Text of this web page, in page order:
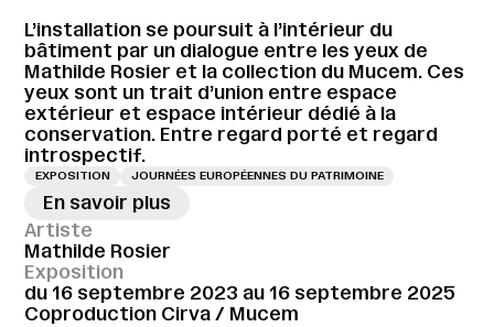
L’installation se poursuit à l’intérieur du
bâtiment par un dialogue entre les yeux de
Mathilde Rosier et la collection du Mucem. Ces
yeux sont un trait d’union entre espace
extérieur et espace intérieur dédié à la
conservation. Entre regard porté et regard
introspectif.
EXPOSITION JOURNÉES EUROPÉENNES DU PATRIMOINE
En savoir plus
Artiste
Mathilde Rosier
Exposition
du 16 septembre 2023 au 16 septembre 2025
Coproduction Cirva / Mucem